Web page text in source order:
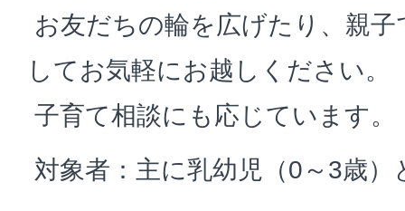
お友だちの輪を広げたり、親
してお気軽にお越しください。
子育て相談にも応じています。
対象者：主に乳幼児（0～3歳）